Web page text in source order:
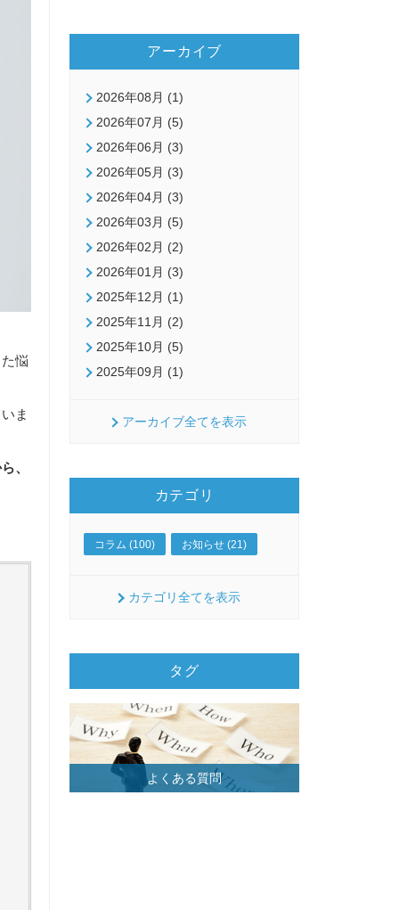
悩
ま
、
アーカイブ
2026年08月 (1)
2026年07月 (5)
2026年06月 (3)
2026年05月 (3)
2026年04月 (3)
2026年03月 (5)
2026年02月 (2)
2026年01月 (3)
2025年12月 (1)
2025年11月 (2)
2025年10月 (5)
2025年09月 (1)
アーカイブ全てを表示
カテゴリ
コラム (100) お知らせ (21)
カテゴリ全てを表示
タグ
よくある質問